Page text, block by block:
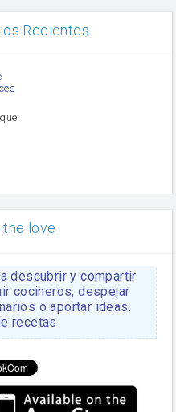
Recientes
the love
descubrir y compartir
cocineros, despejar
o aportar ideas.
recetas